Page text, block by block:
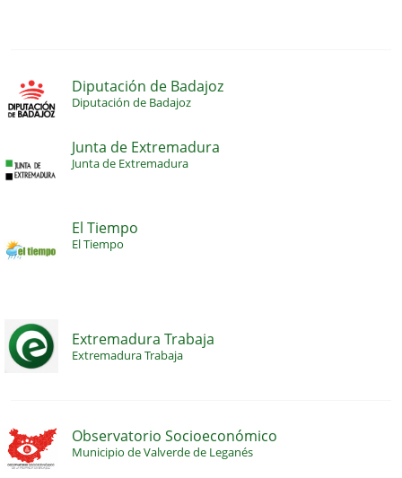
Diputación de Badajoz
Diputación de Badajoz
Junta de Extremadura
Junta de Extremadura
El Tiempo
El Tiempo
Extremadura Trabaja
Extremadura Trabaja
Observatorio Socioeconómico
Municipio de Valverde de Leganés